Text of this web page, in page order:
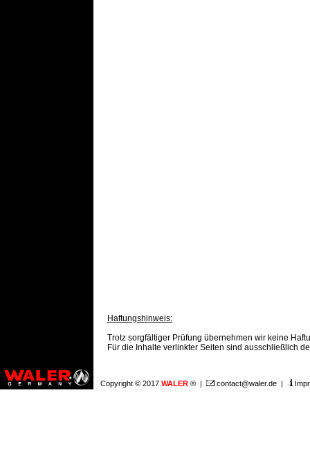
Haftungshinweis:
Trotz sorgfältiger Prüfung übernehmen wir keine
Für die Inhalte verlinkter Seiten sind ausschließlich
Copyright © 2017 WALER ® | contact@waler.de |